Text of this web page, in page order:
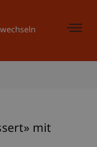
mit